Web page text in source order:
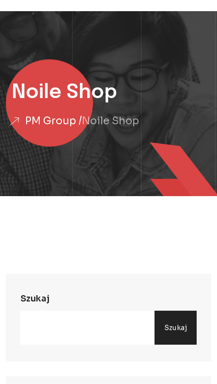
Noile Shop
PM Group Noile Shop
Szukaj
Szukaj